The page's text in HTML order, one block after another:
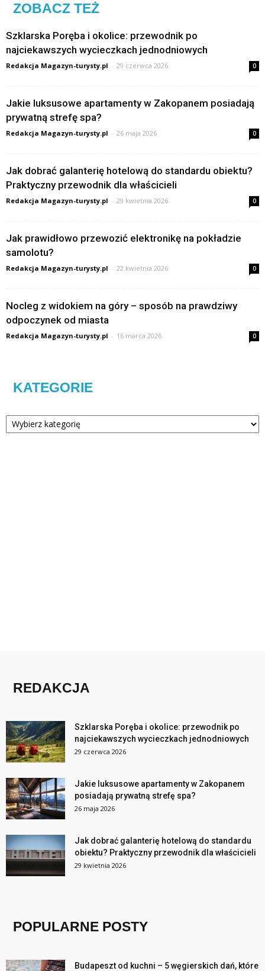
ZOBACZ TEŻ
Szklarska Poręba i okolice: przewodnik po
najciekawszych wycieczkach jednodniowych
Redakcja Magazyn-turysty.pl - 29 czerwca 2026 0
Jakie luksusowe apartamenty w Zakopanem posiadają
prywatną strefę spa?
Redakcja Magazyn-turysty.pl - 26 maja 2026 0
Jak dobrać galanterię hotelową do standardu obiektu?
Praktyczny przewodnik dla właścicieli
Redakcja Magazyn-turysty.pl - 29 kwietnia 2026 0
Jak prawidłowo przewozić elektronikę na pokładzie
samolotu?
Redakcja Magazyn-turysty.pl - 22 kwietnia 2026 0
Nocleg z widokiem na góry – sposób na prawdziwy
odpoczynek od miasta
Redakcja Magazyn-turysty.pl - 16 marca 2026 0
KATEGORIE
Kategorie
REDAKCJA
Szklarska Poręba i okolice: przewodnik po
najciekawszych wycieczkach jednodniowych
29 czerwca 2026
Jakie luksusowe apartamenty w Zakopanem
posiadają prywatną strefę spa?
26 maja 2026
Jak dobrać galanterię hotelową do standardu
obiektu? Praktyczny przewodnik dla właścicieli
29 kwietnia 2026
POPULARNE POSTY
Budapeszt od kuchni – 5 węgierskich dań, które